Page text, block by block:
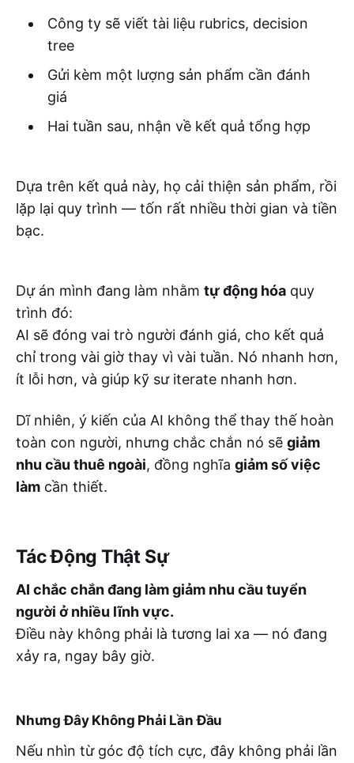
Công ty sẽ viết tài liệu rubrics, decision
tree
Gửi kèm một lượng sản phẩm cần đánh
giá
Hai tuần sau, nhận về kết quả tổng hợp
Dựa trên kết quả này, họ cải thiện sản phẩm, rồi
lặp lại quy trình — tốn rất nhiều thời gian và tiền
bạc.
Dự án mình đang làm nhằm tự động hóa quy
trình đó:
AI sẽ đóng vai trò người đánh giá, cho kết quả
chỉ trong vài giờ thay vì vài tuần. Nó nhanh hơn,
ít lỗi hơn, và giúp kỹ sư iterate nhanh hơn.
Dĩ nhiên, ý kiến của AI không thể thay thế hoàn
toàn con người, nhưng chắc chắn nó sẽ giảm
nhu cầu thuê ngoài, đồng nghĩa giảm số việc
làm cần thiết.
Tác Động Thật Sự
AI chắc chắn đang làm giảm nhu cầu tuyển
người ở nhiều lĩnh vực.
Điều này không phải là tương lai xa — nó đang
xảy ra, ngay bây giờ.
Nhưng Đây Không Phải Lần Đầu
Nếu nhìn từ góc độ tích cực, đây không phải lần